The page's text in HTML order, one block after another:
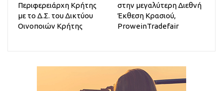
Περιφερειάρχη Κρήτης
με το Δ.Σ. του Δικτύου
Οινοποιών Κρήτης
στην μεγαλύτερη Διεθνή
Έκθεση Κρασιού,
ProweinTradefair